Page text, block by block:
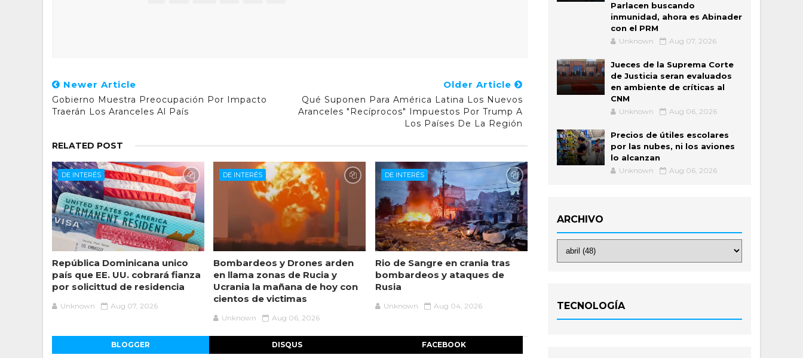
Newer Article
Gobierno Muestra Preocupación Por Impacto
Traerán Los Aranceles Al País
Older Article
Qué Suponen Para América Latina Los Nuevos
Aranceles "recíprocos" Impuestos Por Trump A
Los Países De La Región
RELATED POST
DE INTERÉS
República Dominicana unico
país que EE. UU. cobrará fianza
por solicittud de residencia
Unknown Aug 07, 2026
DE INTERÉS
Bombardeos y Drones arden
en llama zonas de Rucia y
Ucrania la mañana de hoy con
cientos de victimas
Unknown Aug 06, 2026
DE INTERÉS
Rio de Sangre en crania tras
bombardeos y ataques de
Rusia
Unknown Aug 04, 2026
BLOGGER DISQUS FACEBOOK
Parlacen buscando
inmunidad, ahora es Abinader
con el PRM
Unknown Aug 07, 2026
Jueces de la Suprema Corte
de Justicia seran evaluados
en ambiente de críticas al
CNM
Unknown Aug 06, 2026
Precios de útiles escolares
por las nubes, ni los aviones
lo alcanzan
Unknown Aug 06, 2026
ARCHIVO
TECNOLOGÍA